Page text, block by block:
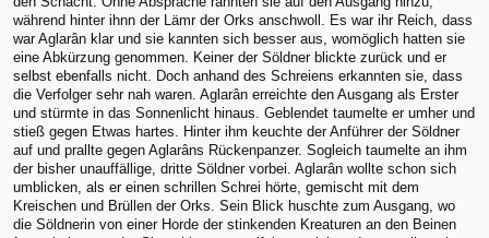
während hinter ihnn der Lämr der Orks anschwoll. Es war ihr Reich, dass
war Aglarân klar und sie kannten sich besser aus, womöglich hatten sie
eine Abkürzung genommen. Keiner der Söldner blickte zurück und er
selbst ebenfalls nicht. Doch anhand des Schreiens erkannten sie, dass
die Verfolger sehr nah waren. Aglarân erreichte den Ausgang als Erster
und stürmte in das Sonnenlicht hinaus. Geblendet taumelte er umher und
stieß gegen Etwas hartes. Hinter ihm keuchte der Anführer der Söldner
auf und prallte gegen Aglarâns Rückenpanzer. Sogleich taumelte an ihm
der bisher unauffällige, dritte Söldner vorbei. Aglarân wollte schon sich
umblicken, als er einen schrillen Schrei hörte, gemischt mit dem
Kreischen und Brüllen der Orks. Sein Blick huschte zum Ausgang, wo
die Söldnerin von einer Horde der stinkenden Kreaturen an den Beinen